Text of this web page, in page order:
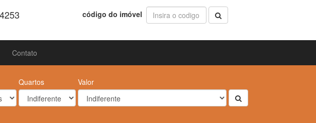
código do imóvel
Contato
Quartos Valor